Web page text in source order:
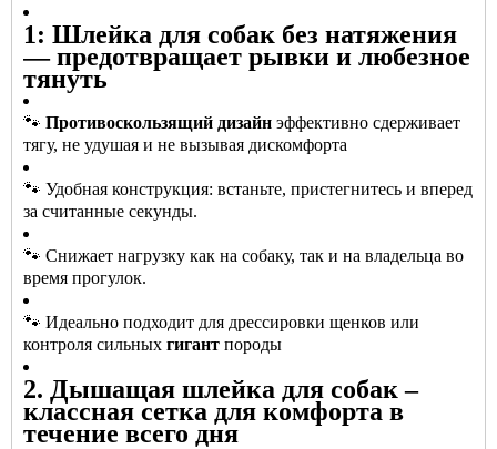
1: Шлейка для собак без натяжения
— предотвращает рывки и любезное
тянуть
🐾 Противоскользящий дизайн эффективно сдерживает
тягу, не удушая и не вызывая дискомфорта
🐾 Удобная конструкция: встаньте, пристегнитесь и вперед
за считанные секунды.
🐾 Снижает нагрузку как на собаку, так и на владельца во
время прогулок.
🐾 Идеально подходит для дрессировки щенков или
контроля сильных гигант породы
2. Дышащая шлейка для собак –
классная сетка для комфорта в
течение всего дня